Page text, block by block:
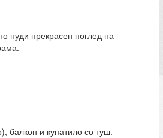
нуди прекрасен поглед на
балкон и купатило со туш.